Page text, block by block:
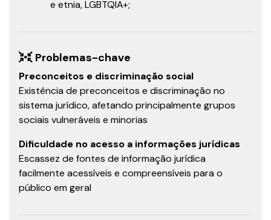
e etnia, LGBTQIA+;
Problemas-chave
Preconceitos e discriminação social
Existência de preconceitos e discriminação no
sistema jurídico, afetando principalmente grupos
sociais vulneráveis e minorias
Dificuldade no acesso a informações jurídicas
Escassez de fontes de informação jurídica
facilmente acessíveis e compreensíveis para o
público em geral